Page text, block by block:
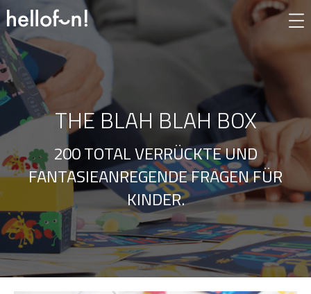
THE BLAH BLAH BOX
200 TOTAL VERRÜCKTE UND
FANTASIEANREGENDE FRAGEN FÜR
KINDER.